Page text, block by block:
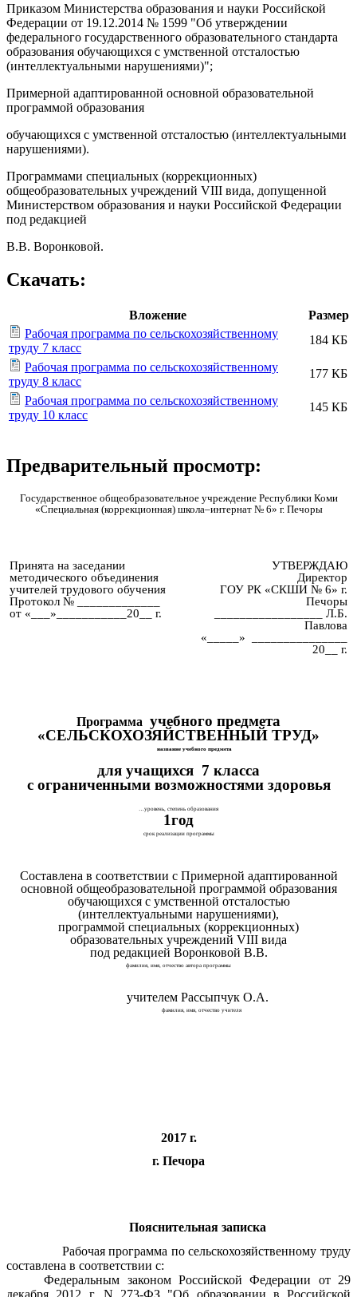
Приказом Министерства образования и науки Российской
Федерации от 19.12.2014 № 1599 "Об утверждении
федерального государственного образовательного стандарта
образования обучающихся с умственной отсталостью
(интеллектуальными нарушениями)";
Примерной адаптированной основной образовательной
программой образования
обучающихся с умственной отсталостью (интеллектуальными
нарушениями).
Программами специальных (коррекционных)
общеобразовательных учреждений VIII вида, допущенной
Министерством образования и науки Российской Федерации
под редакцией
В.В. Воронковой.
Скачать:
Вложение
Размер
Рабочая программа по сельскохозяйственному
труду 7 класс
184 КБ
Рабочая программа по сельскохозяйственному
труду 8 класс
177 КБ
Рабочая программа по сельскохозяйственному
труду 10 класс
145 КБ
Предварительный просмотр:
Государственное общеобразовательное учреждение Республики Коми
«Специальная (коррекционная) школа–интернат № 6» г. Печоры
Принята на заседании
методического объединения
учителей трудового обучения
Протокол № _____________
от «___»___________20__ г.
УТВЕРЖДАЮ
Директор
ГОУ РК «СКШИ № 6» г.
Печоры
_________________ Л.Б.
Павлова
«_____» _______________
20__ г.
Программа учебного предмета
«СЕЛЬСКОХОЗЯЙСТВЕННЫЙ ТРУД»
название учебного предмета
для учащихся 7 класса
с ограниченными возможностями здоровья
…уровень, степень образования
1год
срок реализации программы
Составлена в соответствии с Примерной адаптированной
основной общеобразовательной программой образования
обучающихся с умственной отсталостью
(интеллектуальными нарушениями),
программой специальных (коррекционных)
образовательных учреждений VIII вида
под редакцией Воронковой В.В.
фамилия, имя, отчество автора программы
учителем Рассыпчук О.А.
фамилия, имя, отчество учителя
2017 г.
г. Печора
Пояснительная записка
Рабочая программа по сельскохозяйственному труду
составлена в соответствии с:
Федеральным законом Российской Федерации от 29
декабря 2012 г. N 273-ФЗ "Об образовании в Российской